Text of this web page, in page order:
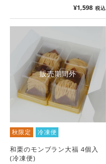
¥1,598 税込
販売期間外
秋限定 冷凍便
和栗のモンブラン大福 4個入
(冷凍便)